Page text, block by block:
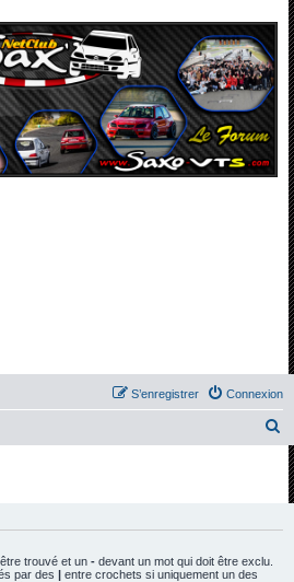
Connexion
S’enregistrer
e
trouvé et un - devant un mot qui doit être exclu.
par des | entre crochets si uniquement un des